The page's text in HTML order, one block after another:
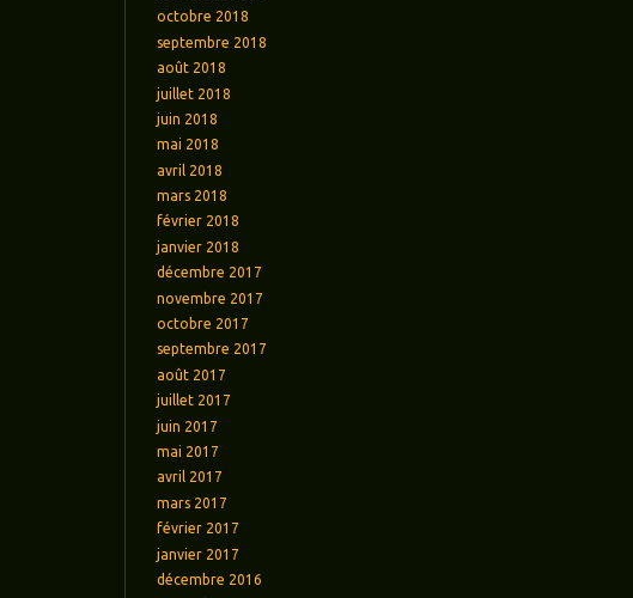
octobre 2018
septembre 2018
août 2018
juillet 2018
juin 2018
mai 2018
avril 2018
mars 2018
février 2018
janvier 2018
décembre 2017
novembre 2017
octobre 2017
septembre 2017
août 2017
juillet 2017
juin 2017
mai 2017
avril 2017
mars 2017
février 2017
janvier 2017
décembre 2016